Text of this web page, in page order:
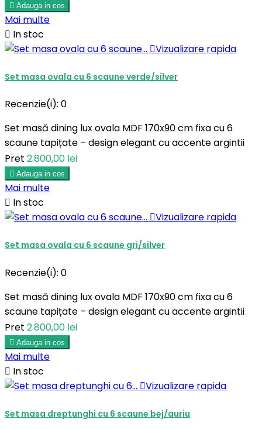
 Adauga in cos
Mai multe
 In stoc
Vizualizare rapida
Set masa ovala cu 6 scaune verde/silver
Recenzie(i): 0
Set masă dining lux ovala MDF 170x90 cm fixa cu 6
scaune tapițate – design elegant cu accente argintii
Pret 2.800,00 lei
 Adauga in cos
Mai multe
 In stoc
Vizualizare rapida
Set masa ovala cu 6 scaune gri/silver
Recenzie(i): 0
Set masă dining lux ovala MDF 170x90 cm fixa cu 6
scaune tapițate – design elegant cu accente argintii
Pret 2.800,00 lei
 Adauga in cos
Mai multe
 In stoc
Vizualizare rapida
Set masa dreptunghi cu 6 scaune bej/auriu